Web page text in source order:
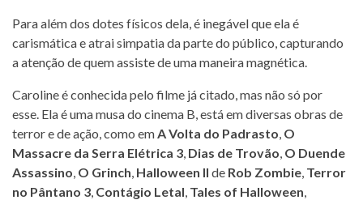
Para além dos dotes físicos dela, é inegável que ela é
carismática e atrai simpatia da parte do público, capturando
a atenção de quem assiste de uma maneira magnética.
Caroline é conhecida pelo filme já citado, mas não só por
esse. Ela é uma musa do cinema B, está em diversas obras de
terror e de ação, como em A Volta do Padrasto O
Massacre da Serra Elétrica 3 Dias de Trovão O Duende
Assassino O Grinch Halloween II de Rob Zombie Terror
no Pântano 3 Contágio Letal Tales of Halloween